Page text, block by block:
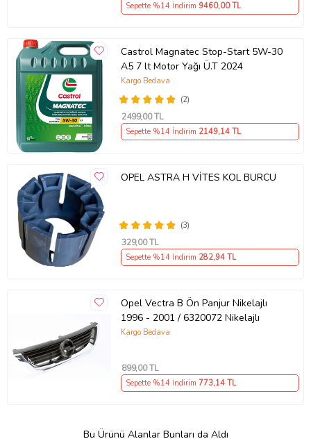
Sepette %14 İndirim 9460,00 TL
Castrol Magnatec Stop-Start 5W-30
A5 7 lt Motor Yağı Ü.T 2024
(2)
Kargo Bedava
2499,00 TL
Sepette %14 İndirim 2149,14 TL
OPEL ASTRA H VİTES KOL BURCU
(3)
329,00 TL
Sepette %14 İndirim 282,94 TL
Opel Vectra B Ön Panjur Nikelajlı
1996 - 2001 / 6320072 Nikelajlı
Kargo Bedava
899,00 TL
Sepette %14 İndirim 773,14 TL
Bu Ürünü Alanlar Bunları da Aldı